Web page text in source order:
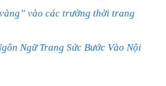
vào các trường thời trang
Ngữ Trang Sức Bước Vào Nội